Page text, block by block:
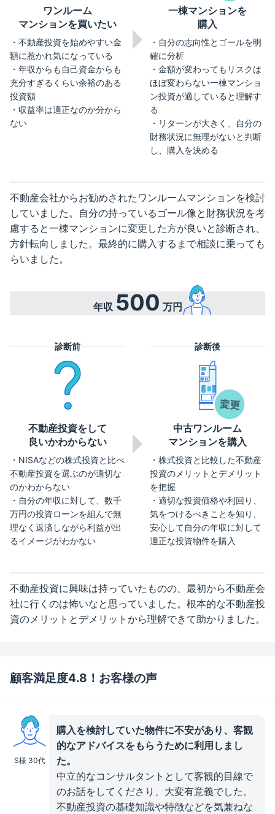
ワンルーム
マンションを買いたい
不動産投資を始めやすい金
額に惹かれ気になっている
年収からも自己資金からも
充分すぎるくらい余裕のある
投資額
収益率は適正なのか分から
ない
一棟マンションを
購入
自分の志向性とゴールを明
確に分析
金額が変わってもリスクは
ほぼ変わらない一棟マンショ
ン投資が適していると理解す
る
リターンが大きく、自分の
財務状況に無理がないと判断
し、購入を決める
不動産会社からお勧めされたワンルームマンションを検討
していました。自分の持っているゴール像と財務状況を考
慮すると一棟マンションに変更した方が良いと診断され、
方針転向しました。最終的に購入するまで相談に乗っても
らいました。
年収 500 万円
診断前
不動産投資をして
良いかわからない
NISAなどの株式投資と比べ
不動産投資を選ぶのが適切な
のかわからない
自分の年収に対して、数千
万円の投資ローンを組んで無
理なく返済しながら利益が出
るイメージがわかない
診断後
中古ワンルーム
マンションを購入
株式投資と比較した不動産
投資のメリットとデメリット
を把握
適切な投資価格や利回り、
気をつけるべきことを知り、
安心して自分の年収に対して
適正な投資物件を購入
不動産投資に興味は持っていたものの、最初から不動産会
社に行くのは怖いなと思っていました。根本的な不動産投
資のメリットとデメリットから理解できて助かりました。
顧客満足度4.8！お客様の声
S様 30代
購入を検討していた物件に不安があり、客観
的なアドバイスをもらうために利用しまし
た。
中立的なコンサルタントとして客観的目線で
のお話をしてくださり、大変有意義でした。
不動産投資の基礎知識や特徴などを気兼ねな